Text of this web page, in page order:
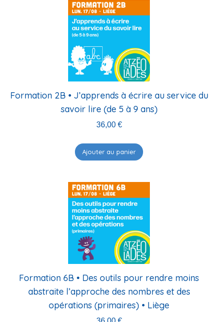
Formation 2B • J’apprends à écrire au service du
savoir lire (de 5 à 9 ans)
36,00 €
Ajouter au panier
Formation 6B • Des outils pour rendre moins
abstraite l’approche des nombres et des
opérations (primaires) • Liège